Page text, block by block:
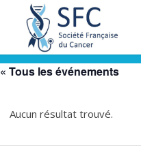
« Tous les événements
Aucun résultat trouvé.